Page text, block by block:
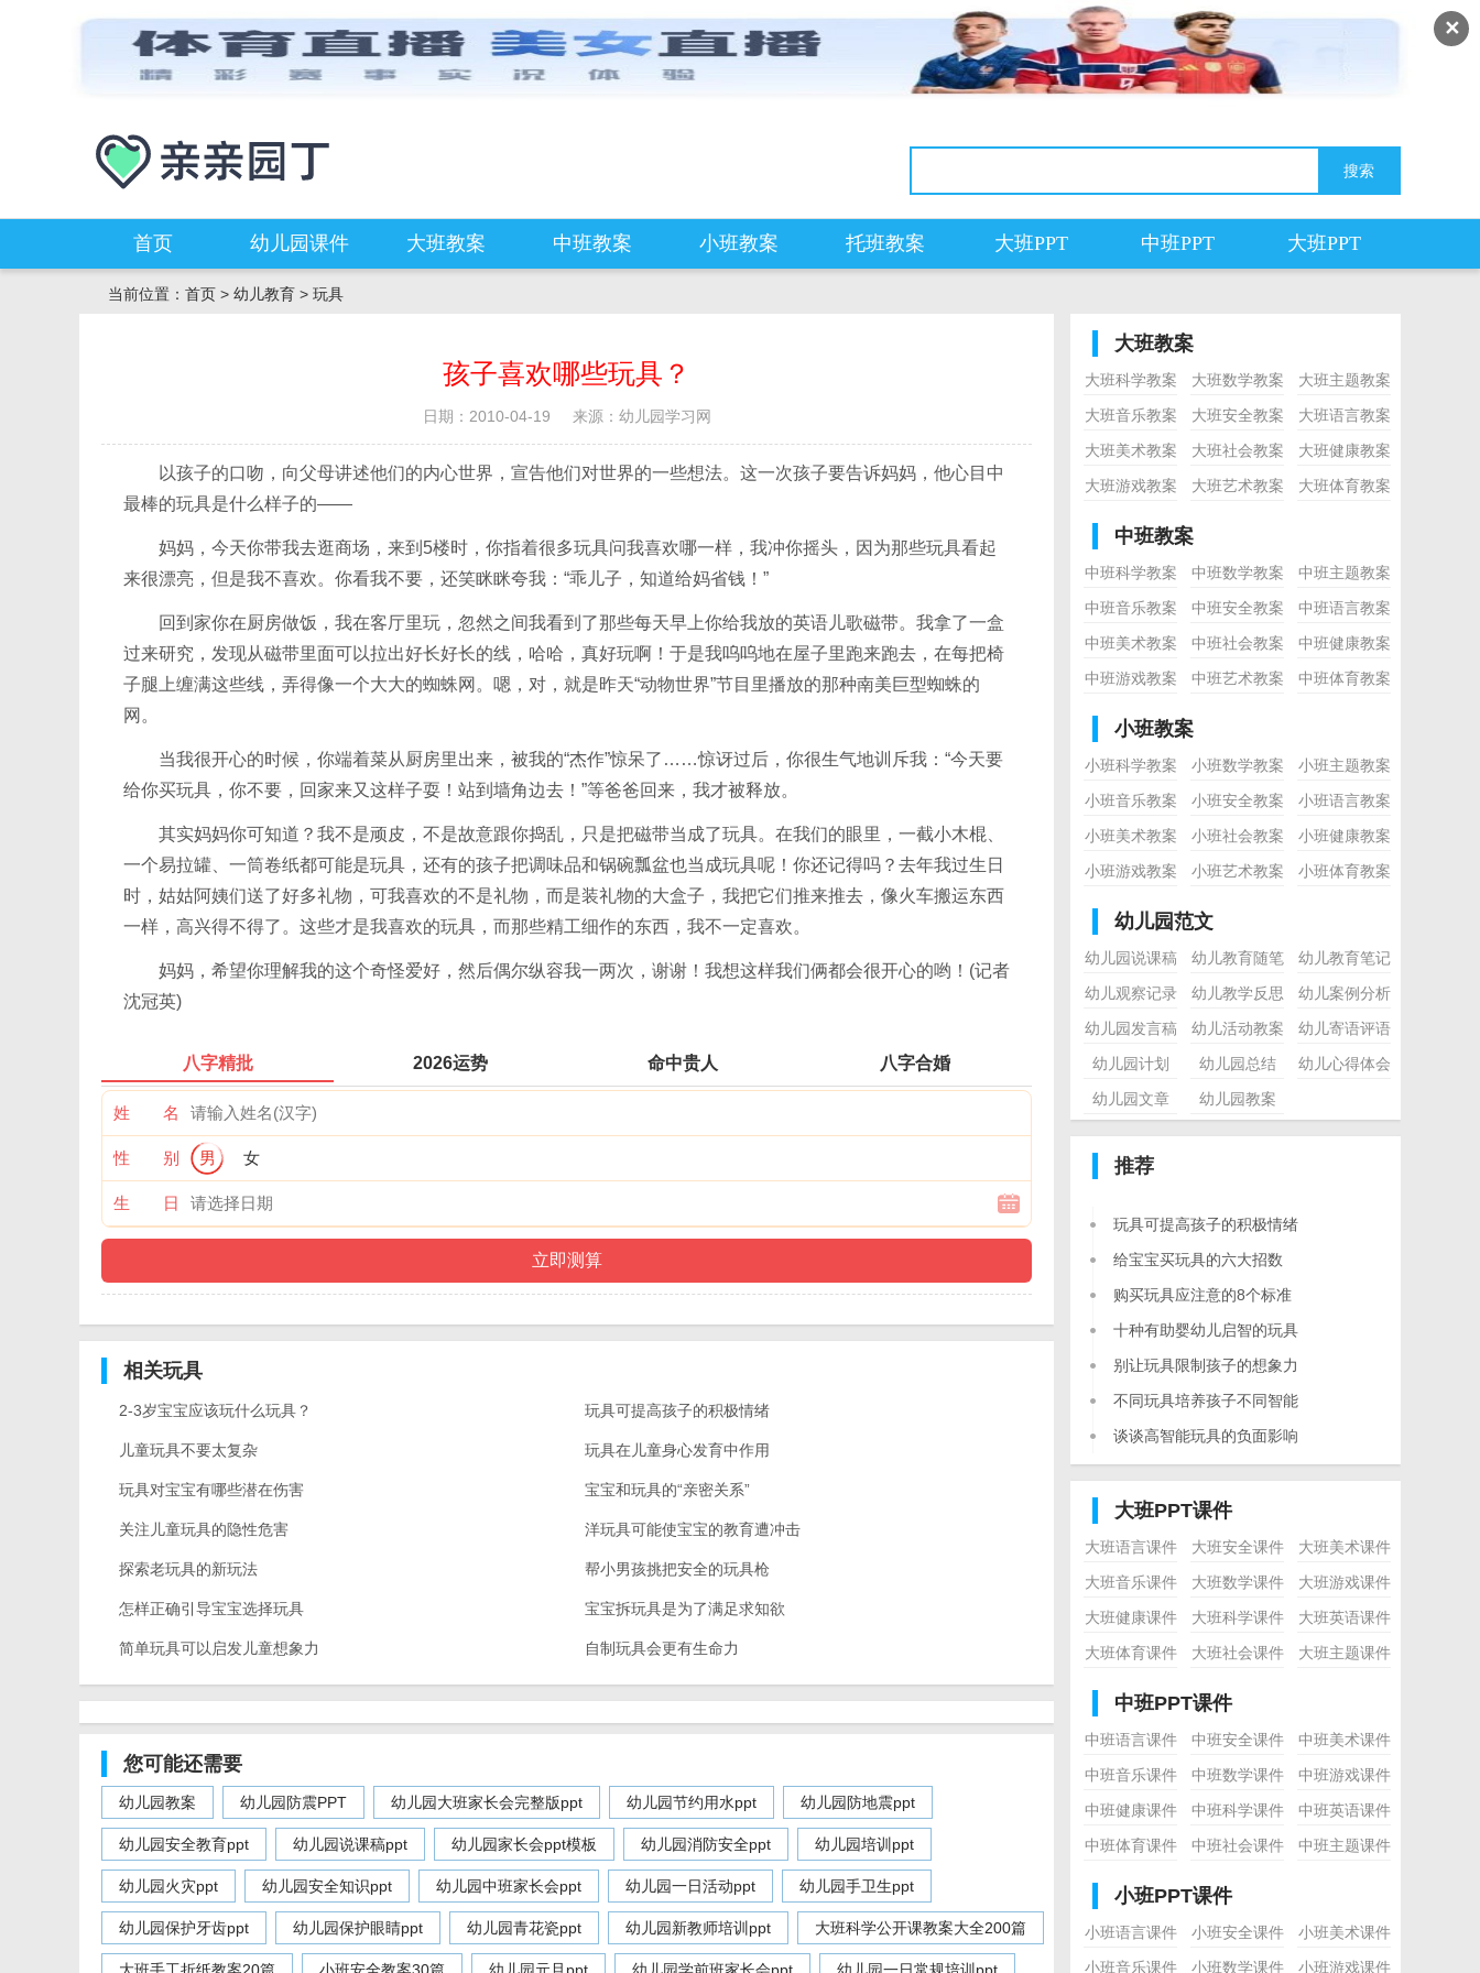
✕
首页 幼儿园课件 大班教案 中班教案 小班教案 托班教案 大班PPT 中班PPT 大班PPT
当前位置： 首页 > 幼儿教育 > 玩具
孩子喜欢哪些玩具？
日期：2010-04-19 来源：幼儿园学习网
以孩子的口吻，向父母讲述他们的内心世界，宣告他们对世界的一些想法。这一次孩子要告诉妈妈，他心目中
最棒的玩具是什么样子的——
妈妈，今天你带我去逛商场，来到5楼时，你指着很多玩具问我喜欢哪一样，我冲你摇头，因为那些玩具看起
来很漂亮，但是我不喜欢。你看我不要，还笑眯眯夸我：“乖儿子，知道给妈省钱！”
回到家你在厨房做饭，我在客厅里玩，忽然之间我看到了那些每天早上你给我放的英语儿歌磁带。我拿了一盒
过来研究，发现从磁带里面可以拉出好长好长的线，哈哈，真好玩啊！于是我呜呜地在屋子里跑来跑去，在每把椅
子腿上缠满这些线，弄得像一个大大的蜘蛛网。嗯，对，就是昨天“动物世界”节目里播放的那种南美巨型蜘蛛的
网。
当我很开心的时候，你端着菜从厨房里出来，被我的“杰作”惊呆了……惊讶过后，你很生气地训斥我：“今天要
给你买玩具，你不要，回家来又这样子耍！站到墙角边去！”等爸爸回来，我才被释放。
其实妈妈你可知道？我不是顽皮，不是故意跟你捣乱，只是把磁带当成了玩具。在我们的眼里，一截小木棍、
一个易拉罐、一筒卷纸都可能是玩具，还有的孩子把调味品和锅碗瓢盆也当成玩具呢！你还记得吗？去年我过生日
时，姑姑阿姨们送了好多礼物，可我喜欢的不是礼物，而是装礼物的大盒子，我把它们推来推去，像火车搬运东西
一样，高兴得不得了。这些才是我喜欢的玩具，而那些精工细作的东西，我不一定喜欢。
妈妈，希望你理解我的这个奇怪爱好，然后偶尔纵容我一两次，谢谢！我想这样我们俩都会很开心的哟！(记者
沈冠英)
八字精批 2026运势 命中贵人 八字合婚
姓 名
性 别 男 女
生 日
相关玩具
2-3岁宝宝应该玩什么玩具？ 玩具可提高孩子的积极情绪
儿童玩具不要太复杂 玩具在儿童身心发育中作用
玩具对宝宝有哪些潜在伤害 宝宝和玩具的“亲密关系”
关注儿童玩具的隐性危害 洋玩具可能使宝宝的教育遭冲击
探索老玩具的新玩法 帮小男孩挑把安全的玩具枪
怎样正确引导宝宝选择玩具 宝宝拆玩具是为了满足求知欲
简单玩具可以启发儿童想象力 自制玩具会更有生命力
您可能还需要
幼儿园教案 幼儿园防震PPT 幼儿园大班家长会完整版ppt 幼儿园节约用水ppt 幼儿园防地震ppt
幼儿园安全教育ppt 幼儿园说课稿ppt 幼儿园家长会ppt模板 幼儿园消防安全ppt 幼儿园培训ppt
幼儿园火灾ppt 幼儿园安全知识ppt 幼儿园中班家长会ppt 幼儿园一日活动ppt 幼儿园手卫生ppt
幼儿园保护牙齿ppt 幼儿园保护眼睛ppt 幼儿园青花瓷ppt 幼儿园新教师培训ppt 大班科学公开课教案大全200篇
大班教案
大班科学教案 大班数学教案
大班主题教案
大班音乐教案
大班安全教案
大班语言教案
大班美术教案
大班社会教案
大班健康教案
大班游戏教案
大班艺术教案 大班体育教案
中班教案
中班科学教案 中班数学教案
中班主题教案
中班音乐教案
中班安全教案
中班语言教案
中班美术教案
中班社会教案
中班健康教案
中班游戏教案
中班艺术教案 中班体育教案
小班教案
小班科学教案 小班数学教案
小班主题教案
小班音乐教案
小班安全教案
小班语言教案
小班美术教案
小班社会教案
小班健康教案
小班游戏教案
小班艺术教案 小班体育教案
幼儿园范文
幼儿园说课稿 幼儿教育随笔
幼儿教育笔记
幼儿观察记录
幼儿教学反思
幼儿案例分析
幼儿园发言稿
幼儿活动教案
幼儿寄语评语
幼儿园计划
幼儿园总结
幼儿心得体会
幼儿园文章
幼儿园教案
推荐
玩具可提高孩子的积极情绪
给宝宝买玩具的六大招数
购买玩具应注意的8个标准
十种有助婴幼儿启智的玩具
别让玩具限制孩子的想象力
不同玩具培养孩子不同智能
谈谈高智能玩具的负面影响
大班PPT课件
大班语言课件 大班安全课件
大班美术课件
大班音乐课件
大班数学课件
大班游戏课件
大班健康课件
大班科学课件
大班英语课件
大班体育课件
大班社会课件 大班主题课件
中班PPT课件
中班语言课件 中班安全课件
中班美术课件
中班音乐课件
中班数学课件
中班游戏课件
中班健康课件
中班科学课件
中班英语课件
中班体育课件
中班社会课件 中班主题课件
小班PPT课件
小班语言课件 小班安全课件
小班美术课件
小班音乐课件
小班数学课件 小班游戏课件